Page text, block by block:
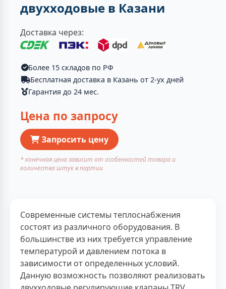
двухходовые в Казани
Доставка через:
Более 15 складов по РФ
Бесплатная доставка в Казань от 2-ух дней
Гарантия до 24 мес.
Цена по запросу
Запросить цену
* конечная цена зависит от особенностей товара и
количества штук в партии
Современные системы теплоснабжения
состоят из различного оборудования. В
большинстве из них требуется управление
температурой и давлением потока в
зависимости от определенных условий.
Данную возможность позволяют реализовать